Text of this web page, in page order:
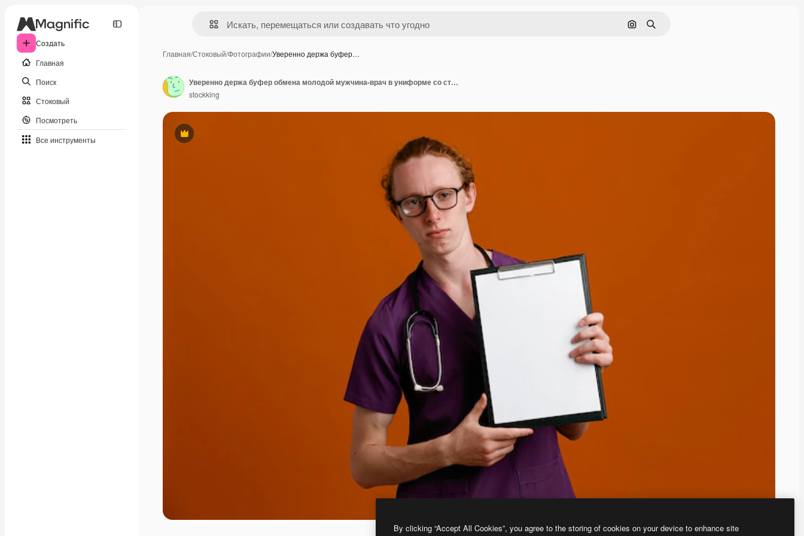
Создать
Главная
Поиск
Стоковый
Посмотреть
Все инструменты
Поиск по изображению
Поиск
Главная/Стоковый/Фотографии/Уверенно держа буфер…
Премиум
Уверенно держа буфер обмена молодой мужчина-врач в униформе со стетоскопом на оранжевом фоне
stockking
By clicking “Accept All Cookies”, you agree to the storing of cookies on your device to enhance site